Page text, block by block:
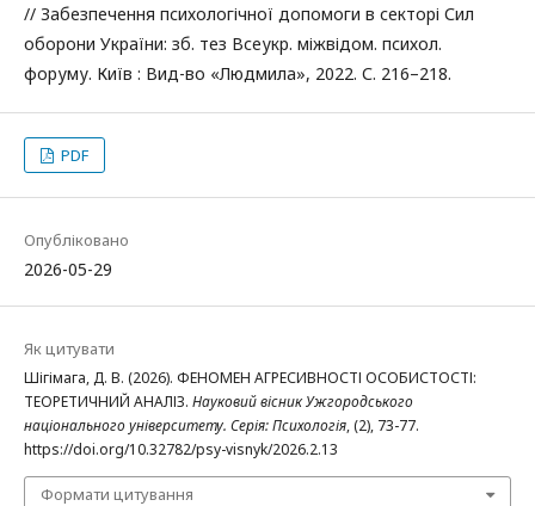
// Забезпечення психологічної допомоги в секторі Сил
оборони України: зб. тез Всеукр. міжвідом. психол.
форуму. Київ : Вид-во «Людмила», 2022. С. 216–218.
PDF
Опубліковано
2026-05-29
Як цитувати
Шігімага, Д. В. (2026). ФЕНОМЕН АГРЕСИВНОСТІ ОСОБИСТОСТІ:
ТЕОРЕТИЧНИЙ АНАЛІЗ. Науковий вісник Ужгородського
національного університету. Серія: Психологія, (2), 73-77.
https://doi.org/10.32782/psy-visnyk/2026.2.13
Формати цитування